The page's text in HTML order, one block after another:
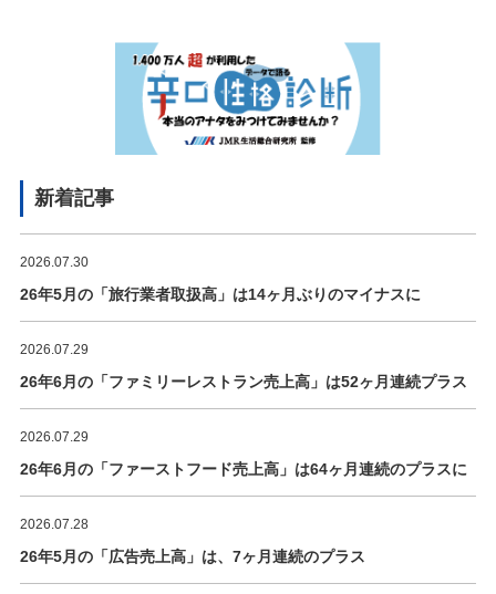
新着記事
2026.07.30
26年5月の「旅行業者取扱高」は14ヶ月ぶりのマイナスに
2026.07.29
26年6月の「ファミリーレストラン売上高」は52ヶ月連続プラス
2026.07.29
26年6月の「ファーストフード売上高」は64ヶ月連続のプラスに
2026.07.28
26年5月の「広告売上高」は、7ヶ月連続のプラス